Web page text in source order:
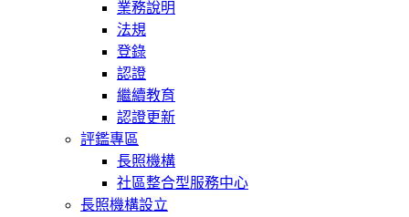
業務說明
法規
登錄
認證
繼續教育
認證更新
評鑑專區
長照機構
社區整合型服務中心
長照機構設立